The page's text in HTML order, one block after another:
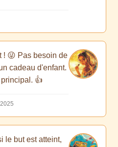
! 😜 Pas besoin de
cadeau d'enfant.
👍
le but est atteint,